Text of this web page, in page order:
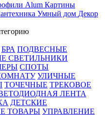
Alum Картины
Умный дом Декор
БРА ПОДВЕСНЫЕ
СВЕТИЛЬНИКИ
СПОТЫ
УЛИЧНЫЕ
ТОЧЕЧНЫЕ ТРЕКОВОЕ
ЛЕНТА
ДЕТСКИЕ
ТОВАРЫ УПРАВЛЕНИЕ